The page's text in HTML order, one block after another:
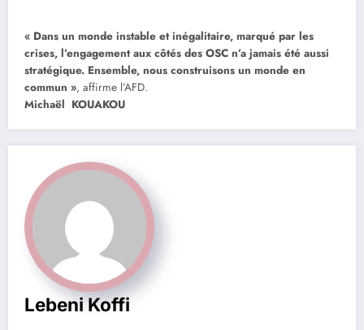
« Dans un monde instable et inégalitaire, marqué par les
crises, l’engagement aux côtés des OSC n’a jamais été aussi
stratégique. Ensemble, nous construisons un monde en
commun », affirme l’AFD.
Michaël KOUAKOU
Lebeni Koffi